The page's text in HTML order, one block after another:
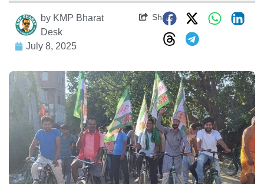
by KMP Bharat
Desk
July 8, 2025
Share